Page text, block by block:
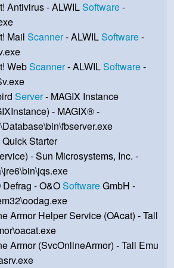
Antivirus - ALWILSoftware-
Mail Scanner- ALWILSoftware-
WebScanner- ALWILSoftware-
Server- MAGIX Instance
- MAGIX® -
Quick Starter
- Sun Microsystems, Inc. -
- O&OSoftwareGmbH -
Armor Helper Service (OAcat) - Tall
Armor (SvcOnlineArmor) - Tall Emu